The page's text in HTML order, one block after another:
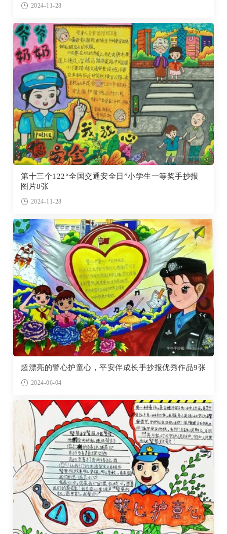
2024-11-28
第十三个122“全国交通安全日”小学生一等奖手抄报
图片8张
2024-11-28
超漂亮的警心护童心，平安伴成长手抄报优秀作品9张
2024-06-04